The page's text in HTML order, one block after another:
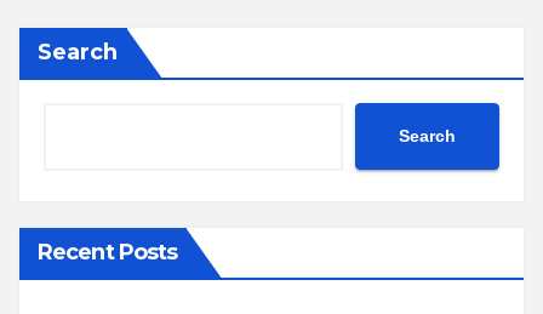
Search
Search
Recent Posts